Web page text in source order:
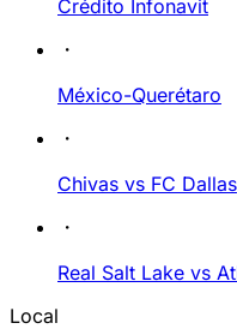
Crédito Infonavit
México-Querétaro
Chivas vs FC Dallas
Real Salt Lake vs
Local